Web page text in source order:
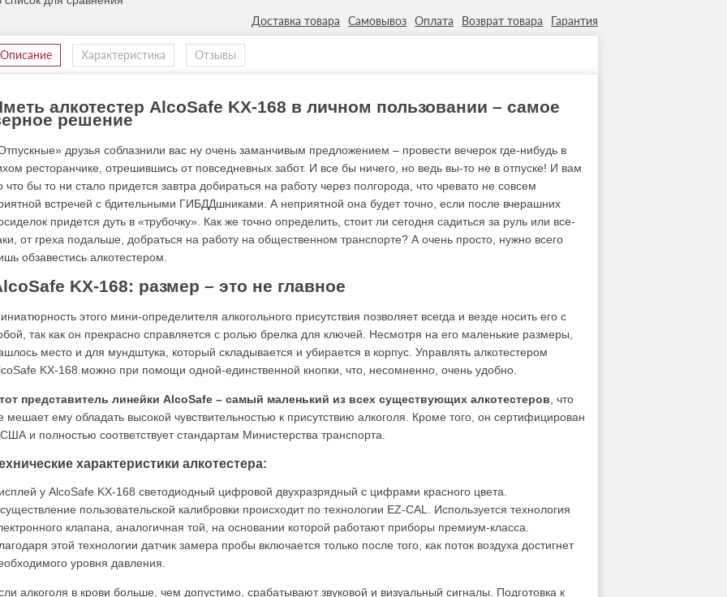
Доставка товара Самовывоз Оплата Возврат товара Гарантия
Описание Характеристика Отзывы
алкотестер AlcoSafe KX-168 в личном пользовании – самое
решение
друзья соблазнили вас ну очень заманчивым предложением – провести вечерок где-нибудь в
ресторанчике, отрешившись от повседневных забот. И все бы ничего, но ведь вы-то не в отпуске! И вам
что бы то ни стало придется завтра добираться на работу через полгорода, что чревато не совсем
встречей с бдительными ГИБДДшниками. А неприятной она будет точно, если после вчерашних
придется дуть в «трубочку». Как же точно определить, стоит ли сегодня садиться за руль или все-
от греха подальше, добраться на работу на общественном транспорте? А очень просто, нужно всего
обзавестись алкотестером.
KX-168: размер – это не главное
этого мини-определителя алкогольного присутствия позволяет всегда и везде носить его с
так как он прекрасно справляется с ролью брелка для ключей. Несмотря на его маленькие размеры,
место и для мундштука, который складывается и убирается в корпус. Управлять алкотестером
KX-168 можно при помощи одной-единственной кнопки, что, несомненно, очень удобно.
представитель линейки AlcoSafe – самый маленький из всех существующих алкотестеров , что
мешает ему обладать высокой чувствительностью к присутствию алкоголя. Кроме того, он сертифицирован
и полностью соответствует стандартам Министерства транспорта.
характеристики алкотестера:
у AlcoSafe KX-168 светодиодный цифровой двухразрядный с цифрами красного цвета.
пользовательской калибровки происходит по технологии EZ-CAL. Используется технология
клапана, аналогичная той, на основании которой работают приборы премиум-класса.
этой технологии датчик замера пробы включается только после того, как поток воздуха достигнет
уровня давления.
алкоголя в крови больше, чем допустимо, срабатывают звуковой и визуальный сигналы. Подготовка к